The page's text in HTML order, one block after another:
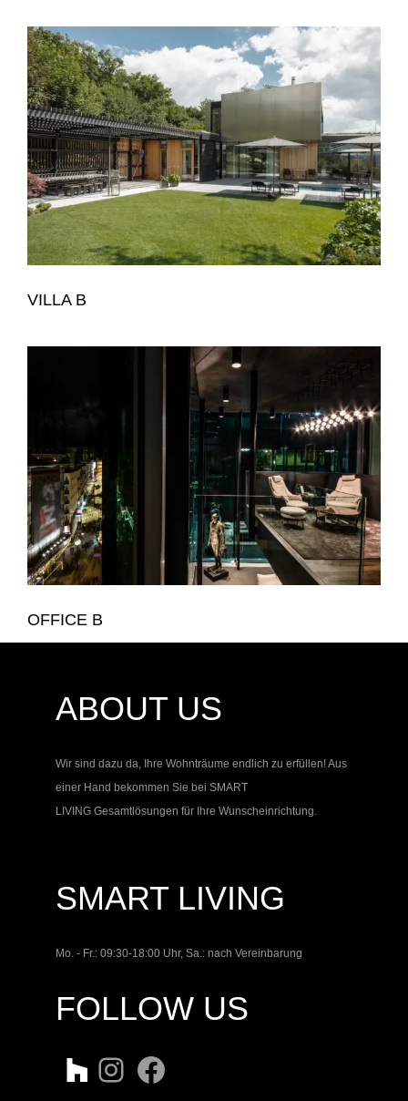
VILLA B
OFFICE B
ABOUT US
Wir sind dazu da, Ihre Wohnträume endlich zu erfüllen! Aus
einer Hand bekommen Sie bei SMART
LIVING Gesamtlösungen für Ihre Wunscheinrichtung.
SMART LIVING
Mo. - Fr.: 09:30-18:00 Uhr, Sa.: nach Vereinbarung
FOLLOW US
Twitter
Instagram
Facebook